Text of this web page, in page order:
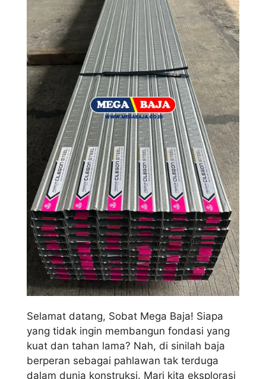
Selamat datang, Sobat Mega Baja! Siapa
yang tidak ingin membangun fondasi yang
kuat dan tahan lama? Nah, di sinilah baja
berperan sebagai pahlawan tak terduga
dalam dunia konstruksi. Mari kita eksplorasi